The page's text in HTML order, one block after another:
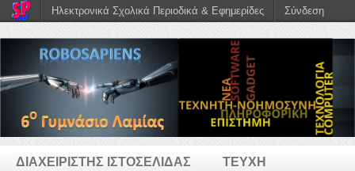
ΔΙΑΧΕΙΡΙΣΤΗΣ ΙΣΤΟΣΕΛΙΔΑΣ ΤΕΥΧΗ
Ηλεκτρονικά Σχολικά Περιοδικά & Εφημερίδες Σύνδεση